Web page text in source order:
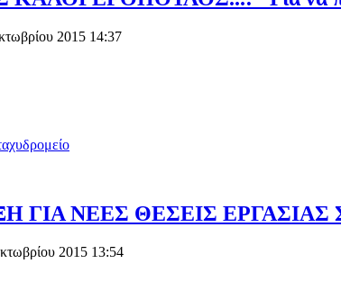
2015 14:37
ΓΙΑ ΝΕΕΣ ΘΕΣΕΙΣ ΕΡΓΑΣΙΑΣ
2015 13:54